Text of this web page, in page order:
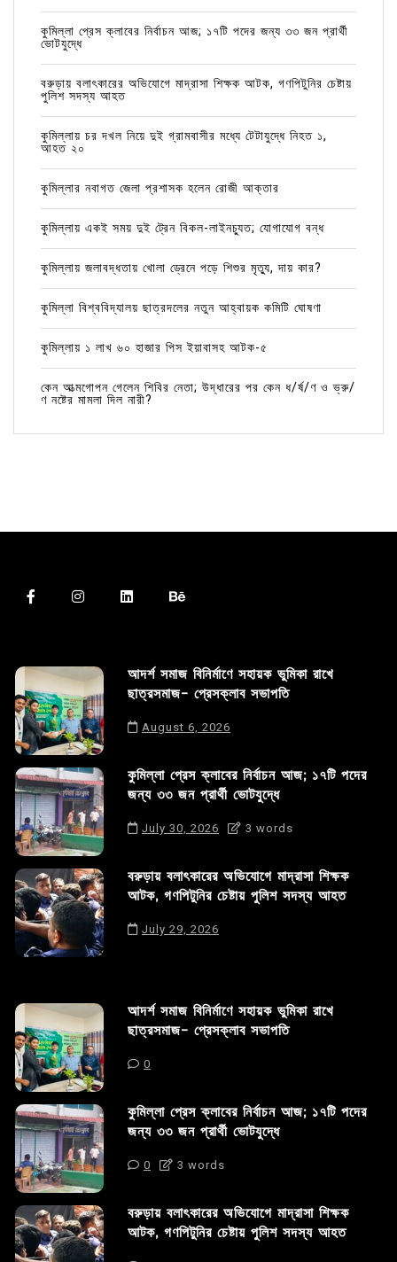
কুমিল্লা প্রেস ক্লাবের নির্বাচন আজ; ১৭টি পদের জন্য ৩৩ জন প্রার্থী
ভোটযুদ্ধে
বরুড়ায় বলাৎকারের অভিযোগে মাদ্রাসা শিক্ষক আটক, গণপিটুনির চেষ্টায়
পুলিশ সদস্য আহত
কুমিল্লায় চর দখল নিয়ে দুই গ্রামবাসীর মধ্যে টেটাযুদ্ধে নিহত ১,
আহত ২০
কুমিল্লার নবাগত জেলা প্রশাসক হলেন রোজী আক্তার
কুমিল্লায় একই সময় দুই ট্রেন বিকল-লাইনচ্যুত; যোগাযোগ বন্ধ
কুমিল্লায় জলাবদ্ধতায় খোলা ড্রেনে পড়ে শিশুর মৃত্যু, দায় কার?
কুমিল্লা বিশ্ববিদ্যালয় ছাত্রদলের নতুন আহ্বায়ক কমিটি ঘোষণা
কুমিল্লায় ১ লাখ ৬০ হাজার পিস ইয়াবাসহ আটক-৫
কেন আত্মগোপন গেলেন শিবির নেতা; উদ্ধারের পর কেন ধ/র্ষ/ণ ও ভ্রু/
ণ নষ্টের মামলা দিল নারী?
আদর্শ সমাজ বিনির্মাণে সহায়ক ভুমিকা রাখে
ছাত্রসমাজ- প্রেসক্লাব সভাপতি
August 6, 2026
কুমিল্লা প্রেস ক্লাবের নির্বাচন আজ; ১৭টি পদের
জন্য ৩৩ জন প্রার্থী ভোটযুদ্ধে
July 30, 2026 3 words
বরুড়ায় বলাৎকারের অভিযোগে মাদ্রাসা শিক্ষক
আটক, গণপিটুনির চেষ্টায় পুলিশ সদস্য আহত
July 29, 2026
আদর্শ সমাজ বিনির্মাণে সহায়ক ভুমিকা রাখে
ছাত্রসমাজ- প্রেসক্লাব সভাপতি
0
কুমিল্লা প্রেস ক্লাবের নির্বাচন আজ; ১৭টি পদের
জন্য ৩৩ জন প্রার্থী ভোটযুদ্ধে
0 3 words
বরুড়ায় বলাৎকারের অভিযোগে মাদ্রাসা শিক্ষক
আটক, গণপিটুনির চেষ্টায় পুলিশ সদস্য আহত